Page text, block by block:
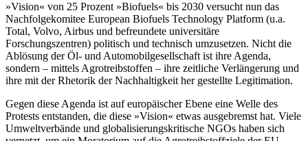
»Vision« von 25 Prozent »Biofuels« bis 2030 versucht nun das
Nachfolgekomitee European Biofuels Technology Platform (u.a.
Total, Volvo, Airbus und befreundete universitäre
Forschungszentren) politisch und technisch umzusetzen. Nicht die
Ablösung der Öl- und Automobilgesellschaft ist ihre Agenda,
sondern – mittels Agrotreibstoffen – ihre zeitliche Verlängerung und
ihre mit der Rhetorik der Nachhaltigkeit her gestellte Legitimation.
Gegen diese Agenda ist auf europäischer Ebene eine Welle des
Protests entstanden, die diese »Vision« etwas ausgebremst hat. Viele
Umweltverbände und globalisierungskritische NGOs haben sich